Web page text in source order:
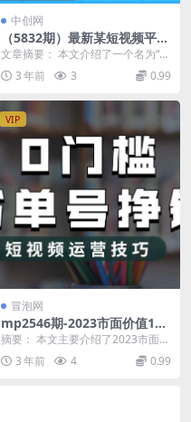
中创网
（5832期）最新某短视频平台
接码看广告，无限撸1.3元项目
文章摘要： 本文介绍了一个名为“最
新某短视频平台接码看广告，无限
撸1.3元项目”...
3 年前 3 0.99
VIP
冒泡网
mp2546期-2023市面价值198
8元的书单号2.0最新玩法，轻
松月入过万(揭秘2023年最火
书单号2.0运营策略，助你轻松
摘要： 本文主要介绍了2023市面价
值1988元的书单号2.0最新玩法，
并分享了...
3 年前 4 0.99